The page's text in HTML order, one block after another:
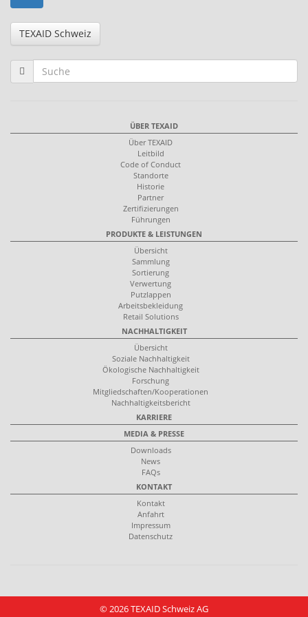
TEXAID Schweiz
ÜBER TEXAID
Über TEXAID
Leitbild
Code of Conduct
Standorte
Historie
Partner
Zertifizierungen
Führungen
PRODUKTE & LEISTUNGEN
Übersicht
Sammlung
Sortierung
Verwertung
Putzlappen
Arbeitsbekleidung
Retail Solutions
NACHHALTIGKEIT
Übersicht
Soziale Nachhaltigkeit
Ökologische Nachhaltigkeit
Forschung
Mitgliedschaften/Kooperationen
Nachhaltigkeitsbericht
KARRIERE
MEDIA & PRESSE
Downloads
News
FAQs
KONTAKT
Kontakt
Anfahrt
Impressum
Datenschutz
© 2026 TEXAID Schweiz AG